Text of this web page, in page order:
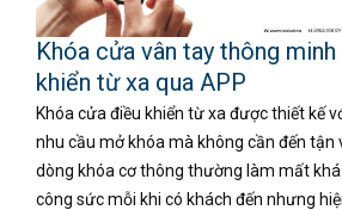
Khóa cửa vân tay thông
khiển từ xa qua APP
Khóa cửa điều khiển từ xa được thiết kế
nhu cầu mở khóa mà không cần đến tận
dòng khóa cơ thông thường làm mất
công sức mỗi khi có khách đến nhưng